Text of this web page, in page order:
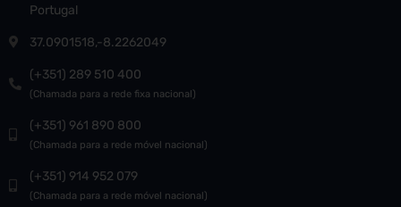
Portugal
37.0901518,-8.2262049
(+351) 289 510 400
(Chamada para a rede fixa nacional)
(+351) 961 890 800
(Chamada para a rede móvel nacional)
(+351) 914 952 079
(Chamada para a rede móvel nacional)